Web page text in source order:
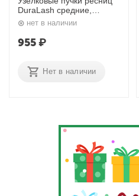
DuraLash средние,
чёрные Ardell
нет в наличии
955₽
Нет в наличии